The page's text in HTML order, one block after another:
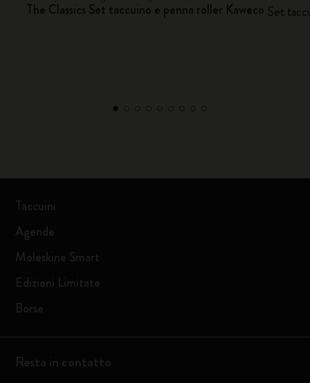
The Classics Set taccuino e penna roller Kaweco Set
Taccuini
Agende
Moleskine Smart
Edizioni Limitate
Borse
Resta in contatto